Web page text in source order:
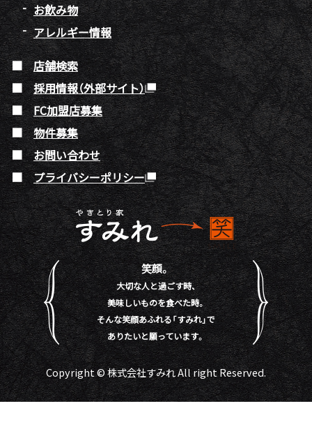
お飲み物
アレルギー情報
店舗検索
採用情報（外部サイト）
FC加盟店募集
物件募集
お問い合わせ
プライバシーポリシー
笑顔。
大切な人と過ごす時、
美味しいものを食べた時。
そんな笑顔あふれる「すみれ」で
ありたいと願っています。
Copyright © 株式会社すみれ All right Reserved.